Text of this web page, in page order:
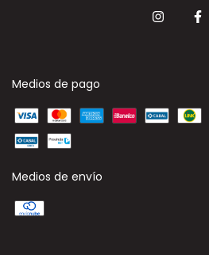
Medios de pago
Medios de envío